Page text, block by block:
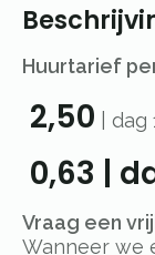
Huurtarief
2,50 dag
0,63 |
Vraag een
Wanneer we